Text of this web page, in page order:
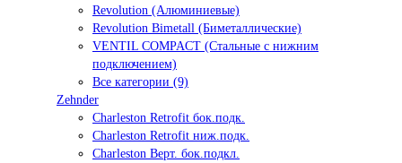
Revolution (Алюминиевые)
Revolution Bimetall (Биметаллические)
VENTIL COMPACT (Стальные с нижним
подключением)
Все категории (9)
Zehnder
Charleston Retrofit бок.подк.
Charleston Retrofit ниж.подк.
Charleston Верт. бок.подкл.